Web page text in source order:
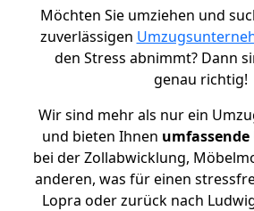
Möchten Sie umziehen und
zuverlässigen
den Stress abnimmt? Dann
genau richtig!
Wir sind mehr als nur ein
und bieten Ihnen
bei der Zollabwicklung,
anderen, was für einen
Lopra oder zurück nach